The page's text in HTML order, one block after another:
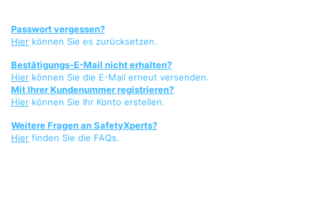
Passwort vergessen?
Hier können Sie es zurücksetzen.
Bestätigungs-E-Mail nicht erhalten?
Hier können Sie die E-Mail erneut versenden.
Mit Ihrer Kundenummer registrieren?
Hier können Sie Ihr Konto erstellen.
Weitere Fragen an SafetyXperts?
Hier finden Sie die FAQs.